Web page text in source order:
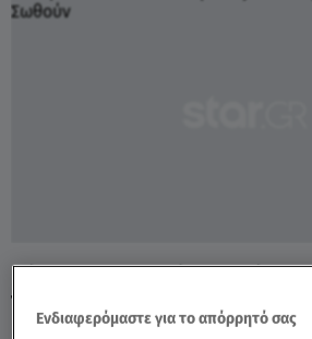
Τρέχουν Να Σωθούν - Video
Ενδιαφερόμαστε για το απόρρητό σας